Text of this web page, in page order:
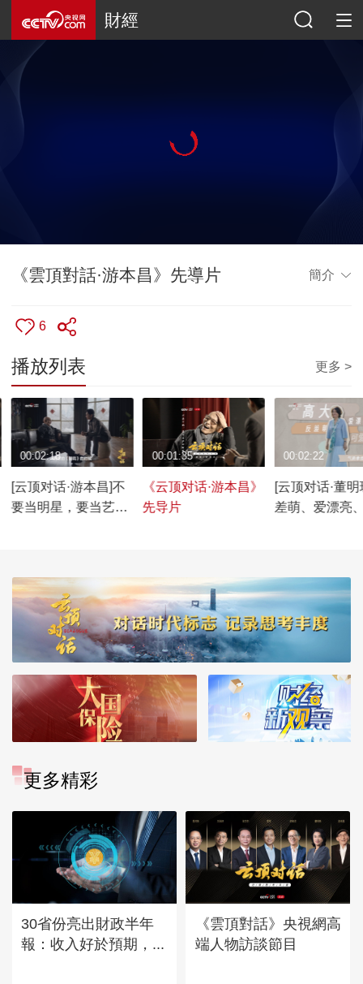
財經
《雲頂對話·游本昌》先導片 簡介
6
播放列表 更多 >
[云顶对话·游本昌]不
要当明星，要当艺术
00:02:18
《云顶对话·游本昌》
先导片
00:01:35
[云顶对话·董明
差萌、爱漂亮
00:02:22
更多精彩
30省份亮出財政半年
報：收入好於預期，...
《雲頂對話》央視網高
端人物訪談節目